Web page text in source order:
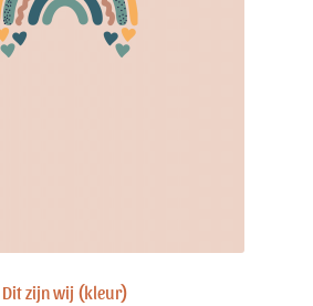
Dit zijn wij (kleur)